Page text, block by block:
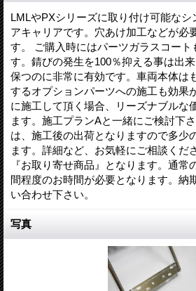
LMLやPXシリーズに取り付け可能なシ
アキャリアです。穴あけ加工などが必
す。 ご購入時にはパーツガラスコート
す。錆びの発生を100％抑える事は出
保つのに非常に有効です。車両本体は
するオプションパーツへの施工も効果
に施工して頂く場合、リーズナブルな
ます。施工プランAと一緒にご検討下
は、施工後の出荷となりますので多少
ます。詳細など、お気軽にご相談くだ
『お取り寄せ商品』となります。通常
間程度のお時間が必要となります。納
い合わせ下さい。
写真